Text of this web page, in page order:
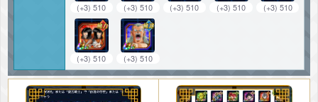
(+3) 510 (+3) 510 (+3) 510 (+3) 510 (+3) 510
(+3) 510 (+3) 510